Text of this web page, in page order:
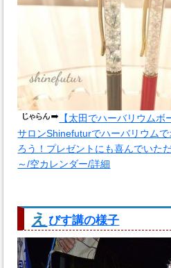
【太田でハーバリウム
サロンShinefuturでハーバリウム
ろう！プレゼントにも喜んでいた
～/空カレンダー/詳細
え びす講の様子